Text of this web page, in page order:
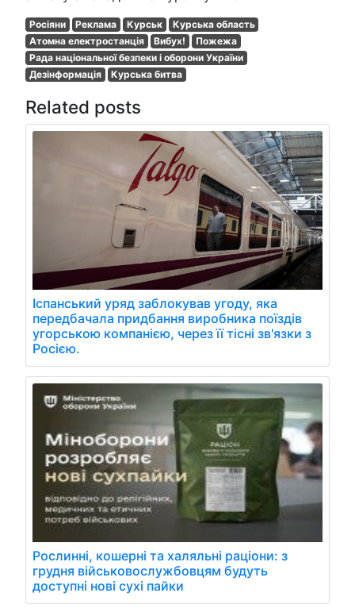
Росіяни Реклама Курськ
Курська область
Атомна електростанція
Вибух!
Пожежа
Рада національної безпеки і оборони України
Дезінформація
Курська битва
Related posts
Іспанський уряд заблокував угоду, яка
передбачала придбання виробника поїздів
угорською компанією, через її тісні зв'язки з
Росією.
Рослинні, кошерні та халяльні раціони: з
грудня військовослужбовцям будуть
доступні нові сухі пайки